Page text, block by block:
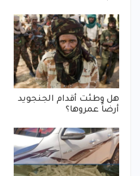
هل وطئت أقدام الجنجويد
أرضاً عمروها؟